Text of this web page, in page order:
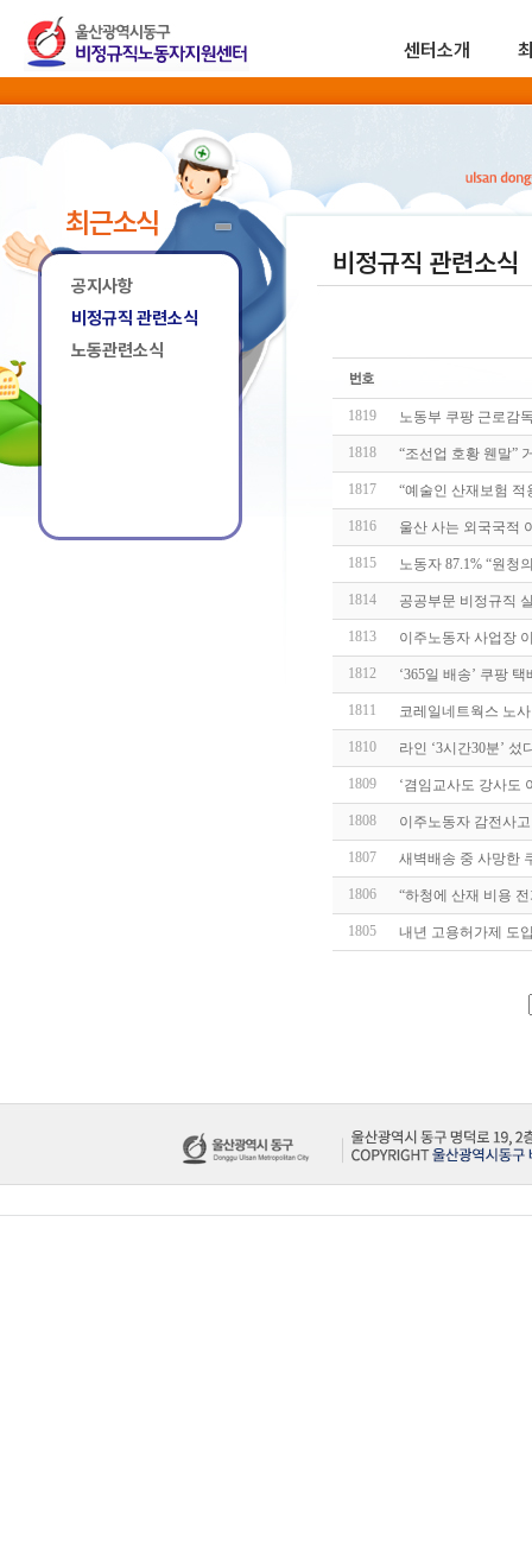
센터소개
최근소식
공지사항
비정규직 관련소식
노동관련소식
비정규직 관련소식
1819 노동부 쿠팡 근로감
1818 “조선업 호황 웬말”
1817 “예술인 산재보험
1816 울산 사는 외국국적
1815 노동자 87.1% “원청
1814 공공부문 비정규직
1813 이주노동자 사업장
1812 ‘365일 배송’ 쿠팡
1811 코레일네트웍스 노
1810 라인 ‘3시간30분’
1809 ‘겸임교사도 강사도
1808 이주노동자 감전사
1807 새벽배송 중 사망한
1806 “하청에 산재 비용
1805 내년 고용허가제 도